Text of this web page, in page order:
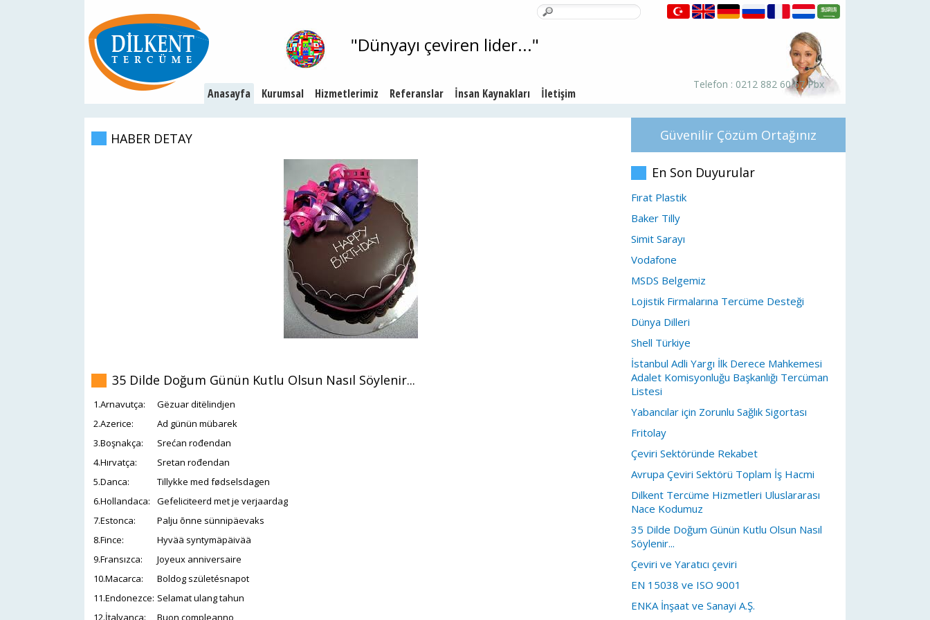
"Dünyayı çeviren lider..."
Anasayfa Kurumsal Hizmetlerimiz Referanslar İnsan Kaynakları İletişim
Telefon : 0212 882 60 67 Pbx
HABER DETAY Güvenilir Çözüm Ortağınız
35 Dilde Doğum Günün Kutlu Olsun Nasıl Söylenir...
1.Arnavutça:
Gëzuar ditëlindjen
2.Azerice:
Ad günün mübarek
3.Boşnakça:
Srećan rođendan
4.Hırvatça:
Sretan rođendan
5.Danca:
Tillykke med fødselsdagen
6.Hollandaca:
Gefeliciteerd met je verjaardag
7.Estonca:
Palju õnne sünnipäevaks
8.Fince:
Hyvää syntymäpäivää
9.Fransızca:
Joyeux anniversaire
10.Macarca:
Boldog születésnapot
11.Endonezce: Selamat ulang tahun
12.İtalyanca:
Buon compleanno
En Son Duyurular
Fırat Plastik
Baker Tilly
Simit Sarayı
Vodafone
MSDS Belgemiz
Lojistik Firmalarına Tercüme Desteği
Dünya Dilleri
Shell Türkiye
İstanbul Adli Yargı İlk Derece Mahkemesi
Adalet Komisyonluğu Başkanlığı Tercüman
Listesi
Yabancılar için Zorunlu Sağlık Sigortası
Fritolay
Çeviri Sektöründe Rekabet
Avrupa Çeviri Sektörü Toplam İş Hacmi
Dilkent Tercüme Hizmetleri Uluslararası
Nace Kodumuz
35 Dilde Doğum Günün Kutlu Olsun Nasıl
Söylenir...
Çeviri ve Yaratıcı çeviri
EN 15038 ve ISO 9001
ENKA İnşaat ve Sanayi A.Ş.